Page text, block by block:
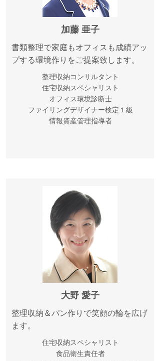
加藤 亜子
書類整理で家庭もオフィスも成績アッ
プする環境作りをご提案致します。
整理収納コンサルタント
住宅収納スペシャリスト
オフィス環境診断士
ファイリングデザイナー検定１級
情報資産管理指導者
大野 愛子
整理収納＆パン作りで笑顔の輪を広げ
ます。
住宅収納スペシャリスト
食品衛生責任者